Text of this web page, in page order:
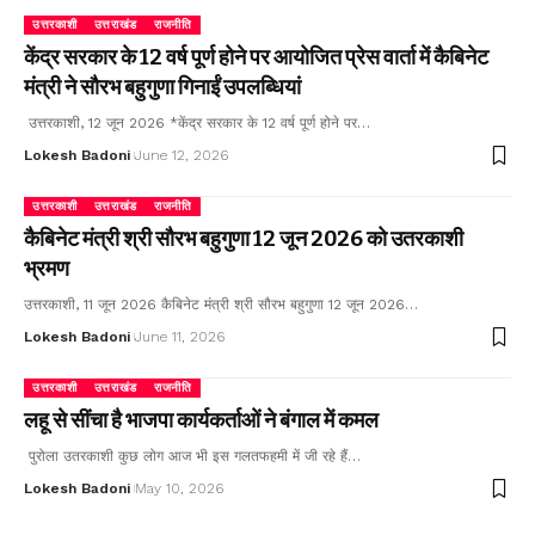
उत्तरकाशी उत्तराखंड राजनीति
केंद्र सरकार के 12 वर्ष पूर्ण होने पर आयोजित प्रेस वार्ता में कैबिनेट
मंत्री ने सौरभ बहुगुणा गिनाईं उपलब्धियां
उत्तरकाशी, 12 जून 2026 *केंद्र सरकार के 12 वर्ष पूर्ण होने पर…
Lokesh Badoni June 12, 2026
उत्तरकाशी उत्तराखंड राजनीति
कैबिनेट मंत्री श्री सौरभ बहुगुणा 12 जून 2026 को उतरकाशी
भ्रमण
उत्तरकाशी, 11 जून 2026 कैबिनेट मंत्री श्री सौरभ बहुगुणा 12 जून 2026…
Lokesh Badoni June 11, 2026
उत्तरकाशी उत्तराखंड राजनीति
लहू से सींचा है भाजपा कार्यकर्ताओं ने बंगाल में कमल
पुरोला उतरकाशी कुछ लोग आज भी इस गलतफहमी में जी रहे हैं…
Lokesh Badoni May 10, 2026